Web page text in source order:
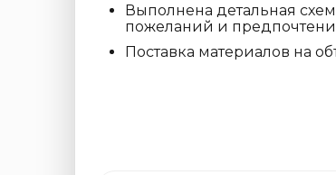
Выполнена детальная
пожеланий и
Поставка материалов на